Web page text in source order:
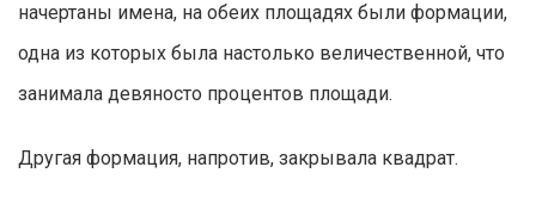
начертаны имена, на обеих площадях были формации,
одна из которых была настолько величественной, что
занимала девяносто процентов площади.
Другая формация, напротив, закрывала квадрат.